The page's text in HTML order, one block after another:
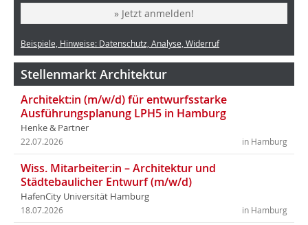
» Jetzt anmelden!
Beispiele, Hinweise: Datenschutz, Analyse, Widerruf
Stellenmarkt Architektur
Architekt:in (m/w/d) für entwurfsstarke
Ausführungsplanung LPH5 in Hamburg
Henke & Partner
in Hamburg
22.07.2026
Wiss. Mitarbeiter:in – Architektur und
Städtebaulicher Entwurf (m/w/d)
HafenCity Universität Hamburg
in Hamburg
18.07.2026